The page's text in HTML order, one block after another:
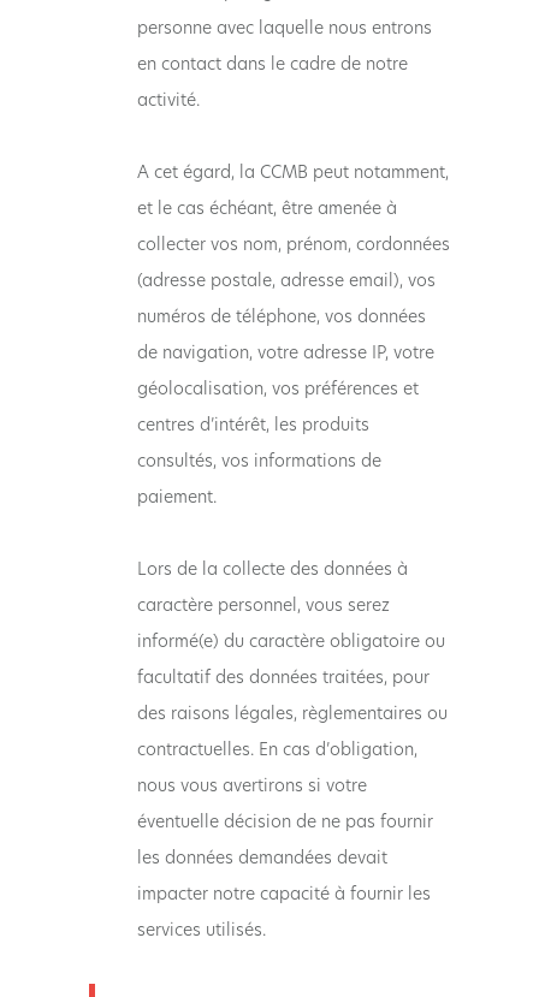
personne avec laquelle nous entrons
en contact dans le cadre de notre
activité.
A cet égard, la CCMB peut notamment,
et le cas échéant, être amenée à
collecter vos nom, prénom, cordonnées
(adresse postale, adresse email), vos
numéros de téléphone, vos données
de navigation, votre adresse IP, votre
géolocalisation, vos préférences et
centres d’intérêt, les produits
consultés, vos informations de
paiement.
Lors de la collecte des données à
caractère personnel, vous serez
informé(e) du caractère obligatoire ou
facultatif des données traitées, pour
des raisons légales, règlementaires ou
contractuelles. En cas d’obligation,
nous vous avertirons si votre
éventuelle décision de ne pas fournir
les données demandées devait
impacter notre capacité à fournir les
services utilisés.